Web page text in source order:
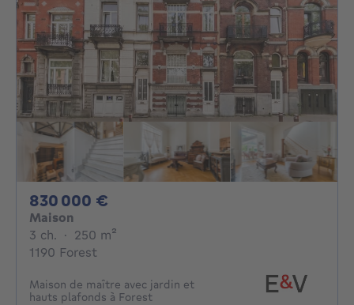
830 000 €
Maison
3 ch. 3 chambres
· 250 m²
1190 Forest
Maison de maître avec jardin et
hauts plafonds à Forest